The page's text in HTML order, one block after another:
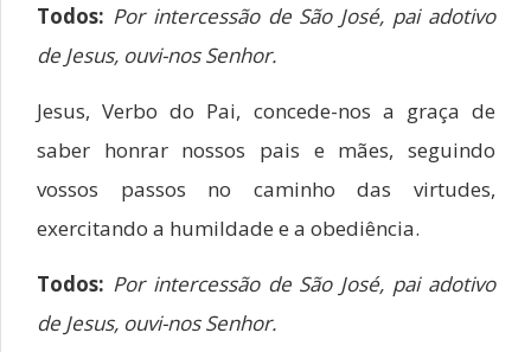
Todos: Por intercessão de São José, pai adotivo
de Jesus, ouvi-nos Senhor.
Jesus, Verbo do Pai, concede-nos a graça de
saber honrar nossos pais e mães, seguindo
vossos passos no caminho das virtudes,
exercitando a humildade e a obediência.
Todos: Por intercessão de São José, pai adotivo
de Jesus, ouvi-nos Senhor.